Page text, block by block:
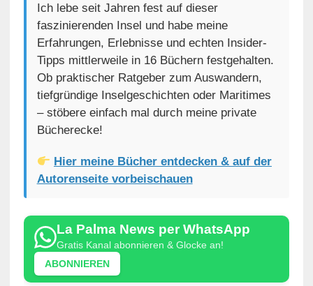
Ich lebe seit Jahren fest auf dieser
faszinierenden Insel und habe meine
Erfahrungen, Erlebnisse und echten Insider-
Tipps mittlerweile in 16 Büchern festgehalten.
Ob praktischer Ratgeber zum Auswandern,
tiefgründige Inselgeschichten oder Maritimes
– stöbere einfach mal durch meine private
Bücherecke!
Hier meine Bücher entdecken & auf der
Autorenseite vorbeischauen
La Palma News per WhatsApp
Gratis Kanal abonnieren & Glocke an!
ABONNIEREN